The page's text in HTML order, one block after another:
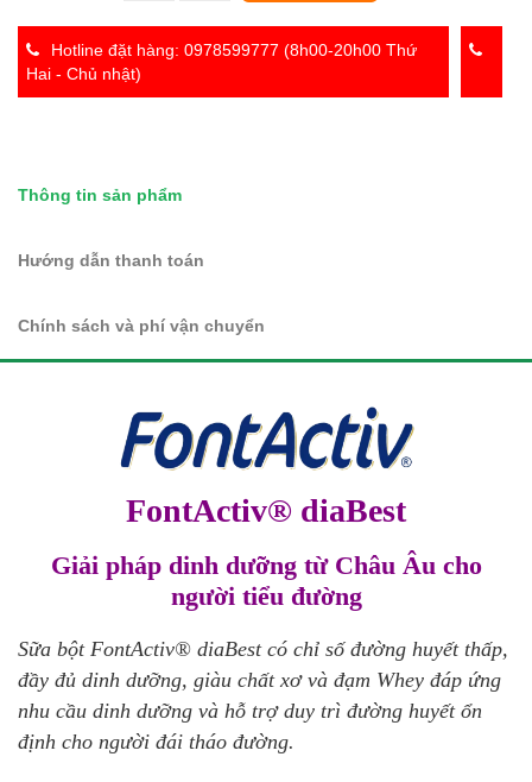
Hotline đặt hàng: 0978599777 (8h00-20h00 Thứ
Hai - Chủ nhật)
Thông tin sản phẩm
Hướng dẫn thanh toán
Chính sách và phí vận chuyển
FontActiv® diaBest
Giải pháp dinh dưỡng từ Châu Âu cho
người tiểu đường
Sữa bột FontActiv® diaBest có chỉ số đường huyết thấp,
đầy đủ dinh dưỡng, giàu chất xơ và đạm Whey đáp ứng
nhu cầu dinh dưỡng và hỗ trợ duy trì đường huyết ổn
định cho người đái tháo đường.